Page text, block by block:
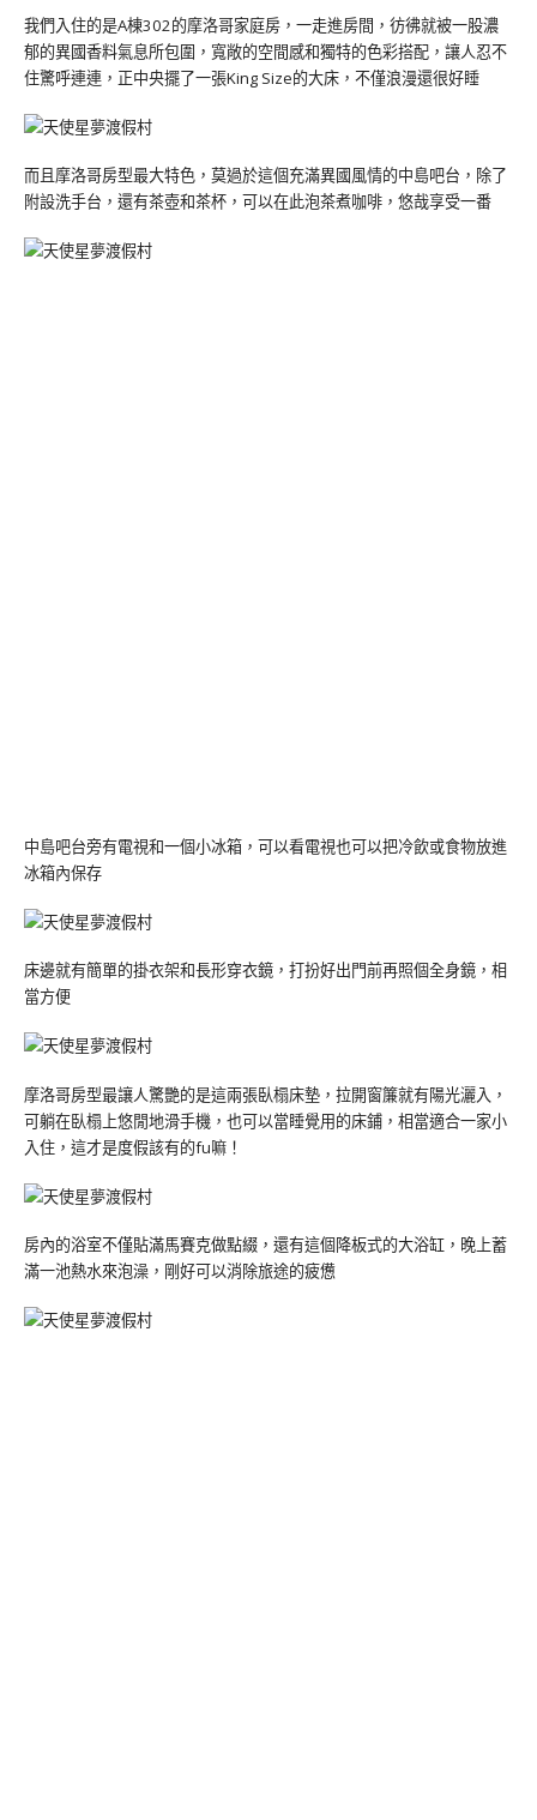
我們入住的是A棟302的摩洛哥家庭房，一走進房間，彷彿就被一股濃
郁的異國香料氣息所包圍，寬敞的空間感和獨特的色彩搭配，讓人忍不
住驚呼連連，正中央擺了一張King Size的大床，不僅浪漫還很好睡
而且摩洛哥房型最大特色，莫過於這個充滿異國風情的中島吧台，除了
附設洗手台，還有茶壺和茶杯，可以在此泡茶煮咖啡，悠哉享受一番
中島吧台旁有電視和一個小冰箱，可以看電視也可以把冷飲或食物放進
冰箱內保存
床邊就有簡單的掛衣架和長形穿衣鏡，打扮好出門前再照個全身鏡，相
當方便
摩洛哥房型最讓人驚艷的是這兩張臥榻床墊，拉開窗簾就有陽光灑入，
可躺在臥榻上悠閒地滑手機，也可以當睡覺用的床鋪，相當適合一家小
入住，這才是度假該有的fu嘛！
房內的浴室不僅貼滿馬賽克做點綴，還有這個降板式的大浴缸，晚上蓄
滿一池熱水來泡澡，剛好可以消除旅途的疲憊